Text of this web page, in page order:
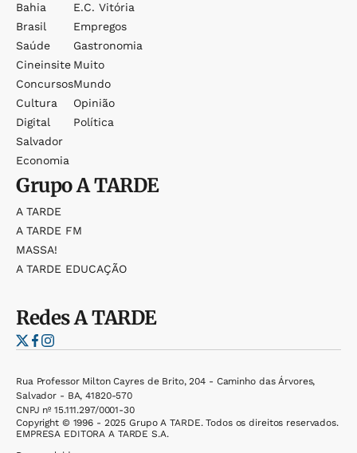
Bahia
Brasil
Saúde
Cineinsite
Concursos
Cultura
Digital
Salvador
Economia
E.c. Vitória
Empregos
Gastronomia
Muito
Mundo
Opinião
Política
GrupoA TARDE
A TARDE
A TARDE FM
MASSA!
A TARDE EDUCAÇÃO
RedesA TARDE
Rua Professor Milton Cayres de Brito, 204 - Caminho das Árvores,
Salvador - BA, 41820-570
CNPJ nº 15.111.297/0001-30
Copyright © 1996 - 2025 Grupo A TARDE. Todos os direitos reservados.
EMPRESA EDITORA A TARDE S.A.